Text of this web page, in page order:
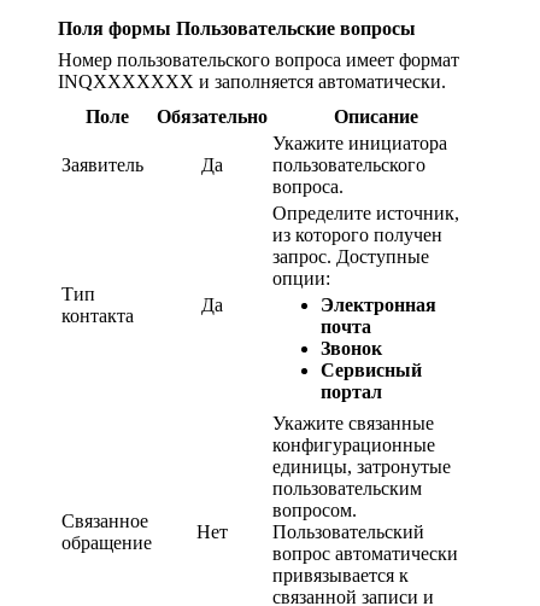
Поля формы Пользовательские вопросы
Номер пользовательского вопроса имеет формат
INQXXXXXXX и заполняется автоматически.
Поле
Обязательно Описание
Заявитель Да
Укажите инициатора
пользовательского
вопроса.
Тип
контакта
Да
Определите источник,
из которого получен
запрос. Доступные
опции:
Электронная
почта
Звонок
Сервисный
портал
Связанное
обращение
Нет
Укажите связанные
конфигурационные
единицы, затронутые
пользовательским
вопросом.
Пользовательский
вопрос автоматически
привязывается к
связанной записи и